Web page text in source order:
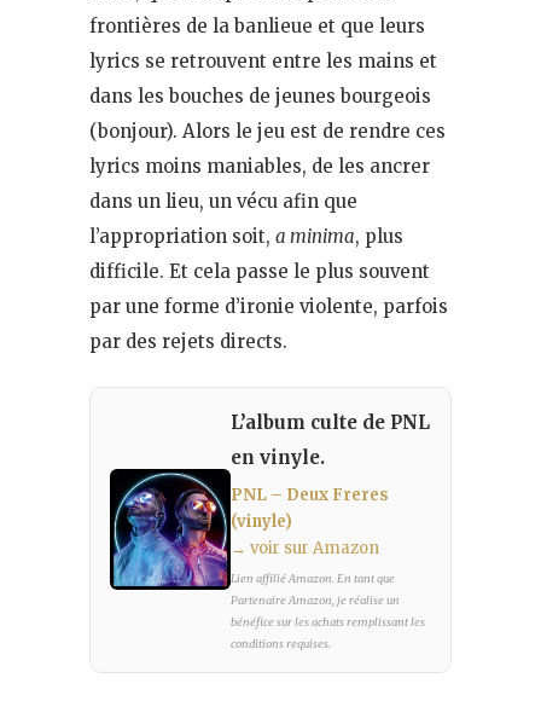
frontières de la banlieue et que leurs
lyrics se retrouvent entre les mains et
dans les bouches de jeunes bourgeois
(bonjour). Alors le jeu est de rendre ces
lyrics moins maniables, de les ancrer
dans un lieu, un vécu afin que
l’appropriation soit, a minima, plus
difficile. Et cela passe le plus souvent
par une forme d’ironie violente, parfois
par des rejets directs.
L’album culte de PNL
en vinyle.
PNL – Deux Freres
(vinyle)
→ voir sur Amazon
Lien affilié Amazon. En tant que
Partenaire Amazon, je réalise un
bénéfice sur les achats remplissant les
conditions requises.